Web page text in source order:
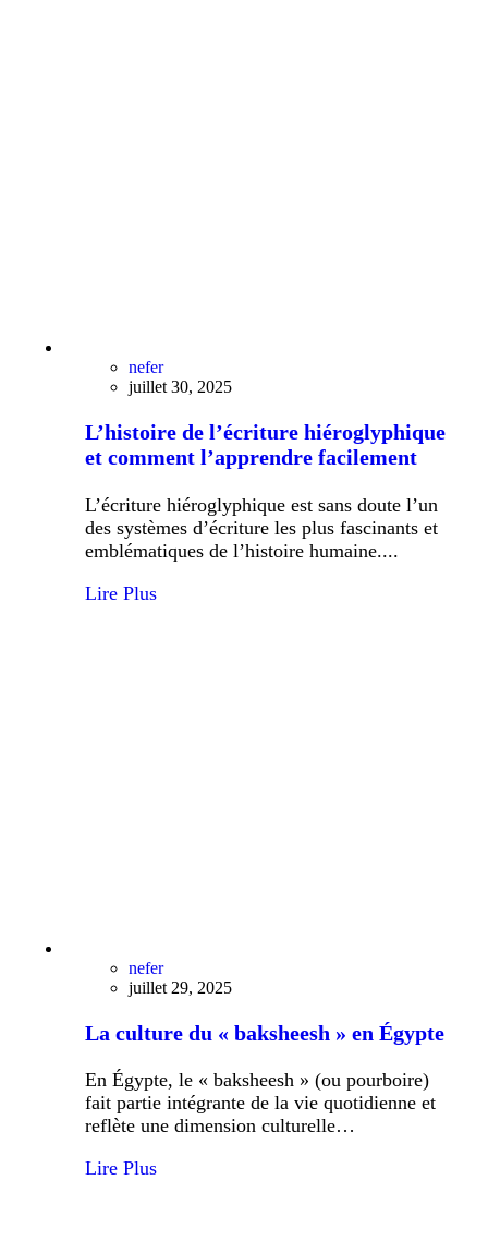
nefer
juillet 30, 2025
L’histoire de l’écriture hiéroglyphique
et comment l’apprendre facilement
L’écriture hiéroglyphique est sans doute l’un
des systèmes d’écriture les plus fascinants et
emblématiques de l’histoire humaine....
Lire Plus
nefer
juillet 29, 2025
La culture du « baksheesh » en Égypte
En Égypte, le « baksheesh » (ou pourboire)
fait partie intégrante de la vie quotidienne et
reflète une dimension culturelle…
Lire Plus